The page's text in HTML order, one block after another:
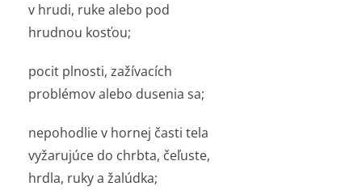
v hrudi, ruke alebo pod
hrudnou kosťou;
pocit plnosti, zažívacích
problémov alebo dusenia sa;
nepohodlie v hornej časti tela
vyžarujúce do chrbta, čeľuste,
hrdla, ruky a žalúdka;